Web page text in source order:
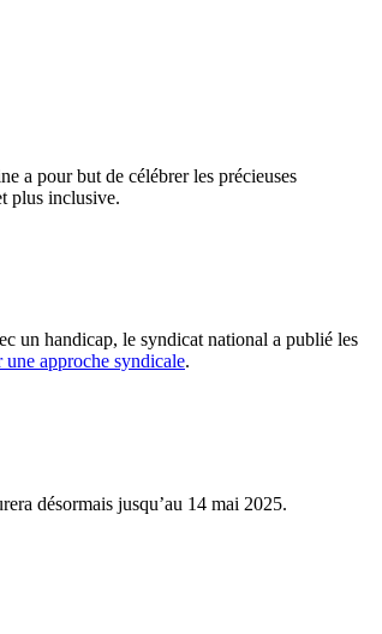
a pour but de célébrer les précieuses
plus inclusive.
un handicap, le syndicat national a publié les
une approche syndicale.
désormais jusqu’au 14 mai 2025.